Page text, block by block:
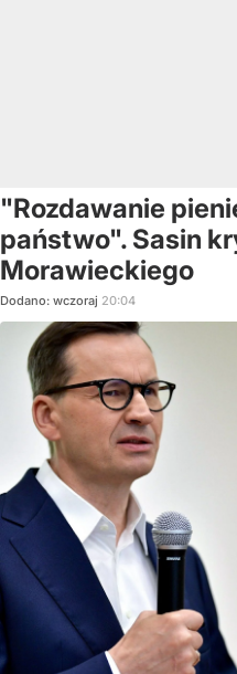
"Rozdawanie
państwo". Sasin
Morawieckiego
Dodano: wczoraj 20:04